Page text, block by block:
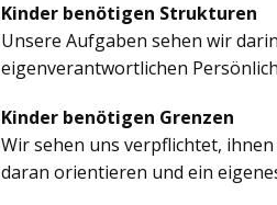
Kinder benötigen Strukturen
Unsere Aufgaben sehen wir
eigenverantwortlichen
Kinder benötigen Grenzen
Wir sehen uns verpflichtet,
daran orientieren und ein